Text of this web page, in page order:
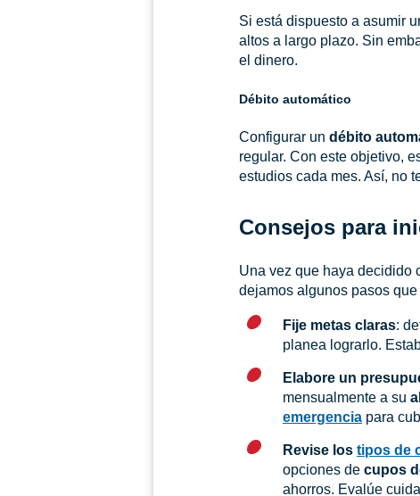
Si está dispuesto a asumir
altos a largo plazo. Sin
el dinero.
Débito automático
Configurar un débito
regular. Con este objetivo,
estudios cada mes. Así, no
Consejos para
Una vez que haya decidido
dejamos algunos pasos
Fije metas claras:
planea lograrlo.
Elabore un
mensualmente a su
emergencia para
Revise los tipos de
opciones de cupos
ahorros. Evalúe